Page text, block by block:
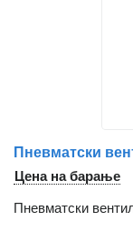
Цена на барање
Пневматски